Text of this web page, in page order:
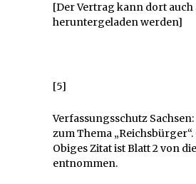
[Der Vertrag kann dort auch
heruntergeladen werden]
[5]
Verfassungsschutz
zum Thema
Obiges Zitat ist Blatt 2 von
entnommen.